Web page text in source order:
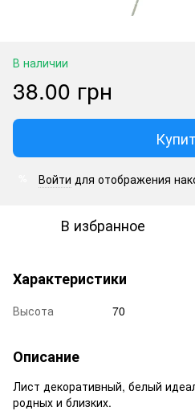
В наличии
38.00 грн
Войти для отображения
В избранное
Характеристики
Высота 70
Описание
Лист декоративный, белый
родных и близких.